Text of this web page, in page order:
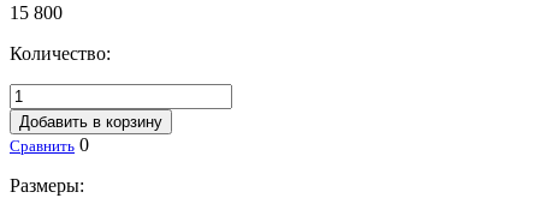
15 800
Количество:
Добавить в корзину
Сравнить 0
Размеры: